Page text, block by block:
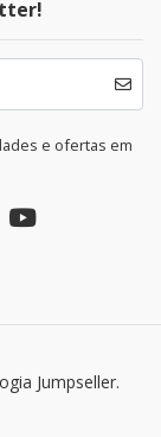
e ofertas em
Jumpseller.